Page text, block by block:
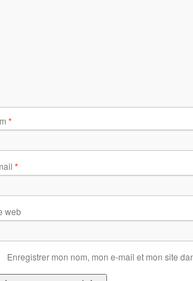
*
*
web
Enregistrer mon nom, mon e-mail et mon site